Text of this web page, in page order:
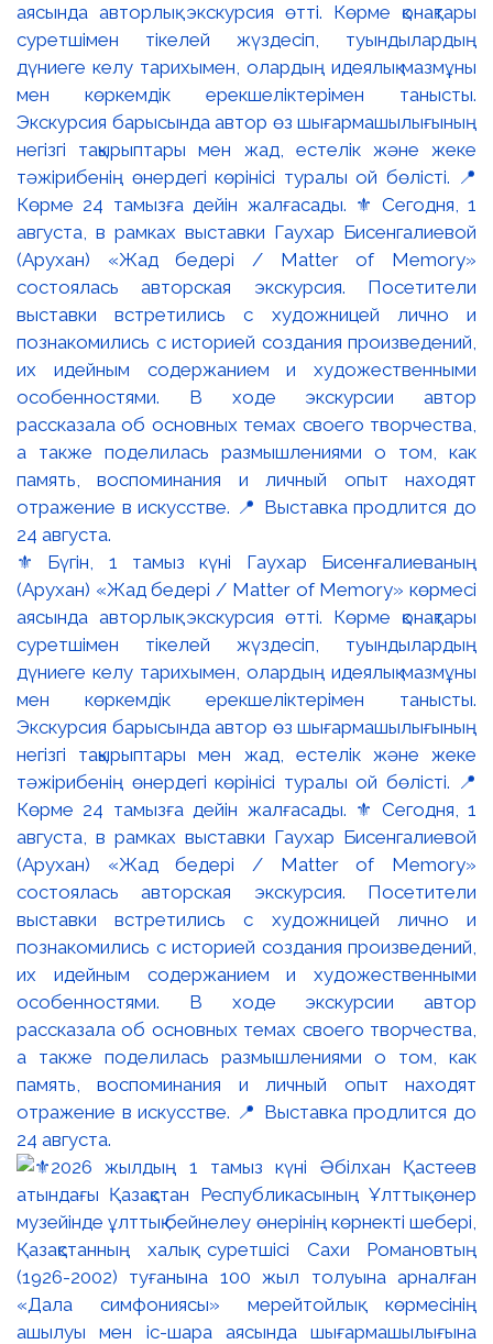
⚜️ Бүгін, 1 тамыз күні Гаухар Бисенғалиеваның
(Арухан) «Жад бедері / Matter of Memory» көрмесі
аясында авторлық экскурсия өтті. Көрме қонақтары
суретшімен тікелей жүздесіп, туындылардың
дүниеге келу тарихымен, олардың идеялық мазмұны
мен көркемдік ерекшеліктерімен танысты.
Экскурсия барысында автор өз шығармашылығының
негізгі тақырыптары мен жад, естелік және жеке
тәжірибенің өнердегі көрінісі туралы ой бөлісті. 📍
Көрме 24 тамызға дейін жалғасады. ⚜️ Сегодня, 1
августа, в рамках выставки Гаухар Бисенгалиевой
(Арухан) «Жад бедері / Matter of Memory»
состоялась авторская экскурсия. Посетители
выставки встретились с художницей лично и
познакомились с историей создания произведений,
их идейным содержанием и художественными
особенностями. В ходе экскурсии автор
рассказала об основных темах своего творчества,
а также поделилась размышлениями о том, как
память, воспоминания и личный опыт находят
отражение в искусстве. 📍 Выставка продлится до
24 августа.